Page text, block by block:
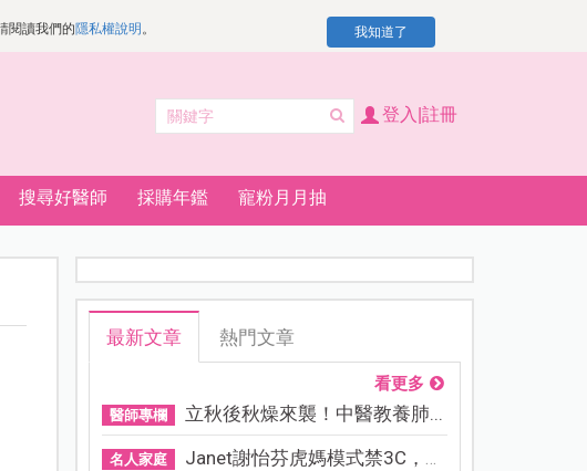
閱讀我們的隱私權說明 。 我知道了
登入|註冊
搜尋好醫師 採購年鑑 寵粉月月抽
最新文章 熱門文章
看更多
醫師專欄 立秋後秋燥來襲！中醫教養肺...
名人家庭 Janet謝怡芬虎媽模式禁3C，看...